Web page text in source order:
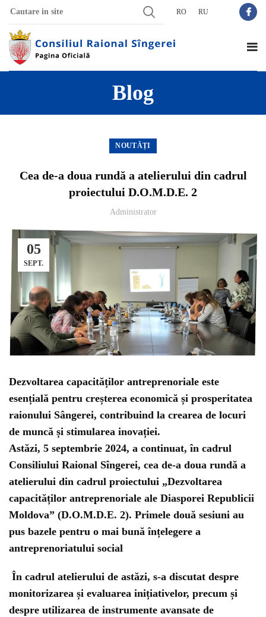
RO RU
Blog
NOUTĂȚI
Cea de-a doua rundă a atelierului din cadrul
proiectului D.O.M.D.E. 2
Administrator
05
SEPT.
Dezvoltarea capacităților antreprenoriale este
esențială pentru creșterea economică și prosperitatea
raionului Sângerei, contribuind la crearea de locuri
de muncă și stimularea inovației.
Astăzi, 5 septembrie 2024, a continuat, în cadrul
Consiliului Raional Sîngerei, cea de-a doua rundă a
atelierului din cadrul proiectului „Dezvoltarea
capacităților antreprenoriale ale Diasporei Republicii
Moldova” (D.O.M.D.E. 2). Primele două sesiuni au
pus bazele pentru o mai bună înțelegere a
antreprenoriatului social
În cadrul atelierului de astăzi, s-a discutat despre
monitorizarea și evaluarea inițiativelor, precum și
despre utilizarea de instrumente avansate de